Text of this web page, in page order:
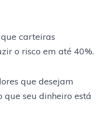
carteiras
o risco em até 40%.
que desejam
seu dinheiro está